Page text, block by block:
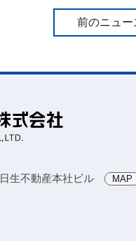
前のニュー
日生不動産本社ビル MAP